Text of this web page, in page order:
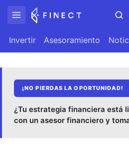
Invertir Asesoramiento
¡NO PIERDAS LA OPORTUNIDAD!
¿Tu estrategia financiera está
con un asesor financiero y